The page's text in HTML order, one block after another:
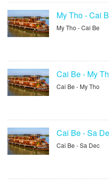
My Tho - Cai
My Tho - Cai Be
Cai Be - My
Cai Be - My Tho
Cai Be - Sa
Cai Be - Sa Dec